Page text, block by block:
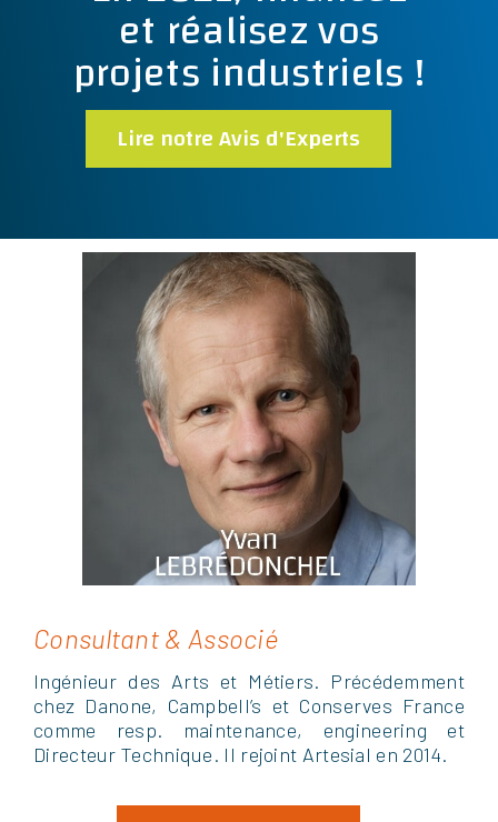
et réalisez vos
projets industriels !
Lire notre Avis d'Experts
Consultant & Associé
Ingénieur des Arts et Métiers. Précédemment
chez Danone, Campbell’s et Conserves France
comme resp. maintenance, engineering et
Directeur Technique. Il rejoint Artesial en 2014.